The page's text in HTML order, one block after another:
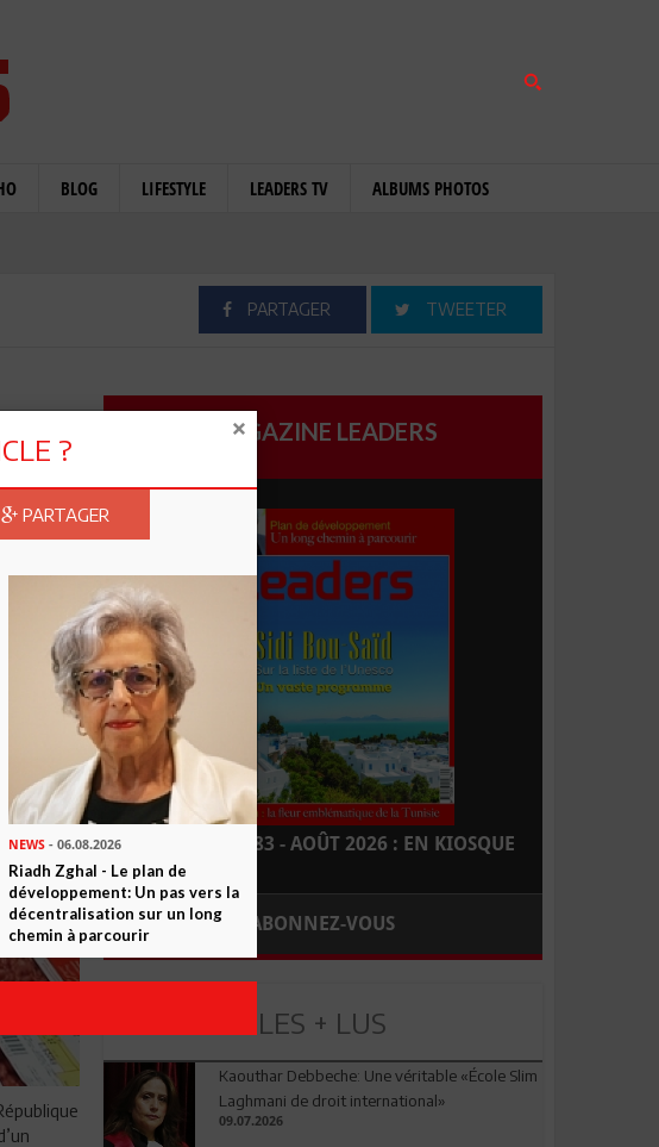
BLOG LIFESTYLE LEADERS TV ALBUMS PHOTOS
PARTAGER TWEETER
MAGAZINE LEADERS
LEADERS N° 183 - AOÛT 2026 : EN KIOSQUE
ABONNEZ-VOUS
LES + LUS
Kaouthar Debbeche: Une véritable «École Slim
Laghmani de droit international»
09.07.2026
?
PARTAGER
NEWS- 06.08.2026
Riadh Zghal - Le plan de
développement: Un pas vers la
décentralisation sur un long
chemin à parcourir